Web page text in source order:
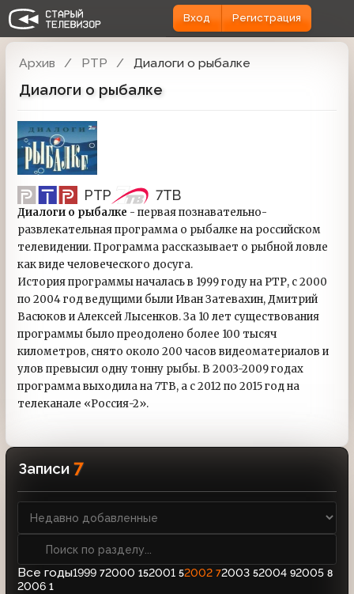
Вход Регистрация
Архив РТР Диалоги о рыбалке
Диалоги о рыбалке
РТР 7ТВ
Диалоги о рыбалке - первая познавательно-
развлекательная программа о рыбалке на российском
телевидении. Программа рассказывает о рыбной ловле
как виде человеческого досуга.
История программы началась в 1999 году на РТР, с 2000
по 2004 год ведущими были Иван Затевахин, Дмитрий
Васюков и Алексей Лысенков. За 10 лет существования
программы было преодолено более 100 тысяч
километров, снято около 200 часов видеоматериалов и
улов превысил одну тонну рыбы. В 2003-2009 годах
программа выходила на 7ТВ, а с 2012 по 2015 год на
телеканале «Россия-2».
Записи 7
Все годы1999 72000 152001 52002 72003 52004 92005 8
2006 1